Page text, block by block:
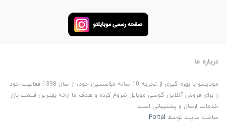
درباره ما
موبایلتو با بهره گیری از تجربه 10 ساله مؤسسین خود، از سال 1398 فعالیت خود
را برای فروش آنلاین گوشی موبایل شروع کرده و هدف ما ارائه بهترین قیمت بازار
خدمات ارسال و پشتیبانی است.
ساخت سایت توسط Portal